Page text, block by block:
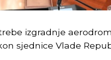
izgradnje
sjednice Vlade